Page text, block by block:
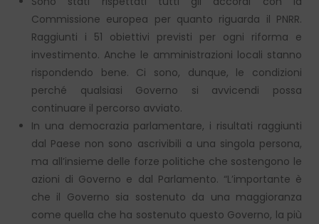
Commissione europea per quanto riguarda il PNRR.
Raggiunti i 51 obiettivi previsti per ogni riforma e
investimento. Anche le amministrazioni locali stanno
rispondendo bene. Ci sono, dunque, le condizioni
perché qualsiasi Governo si avvicendi possa
continuare il percorso avviato.
In una democrazia parlamentare, i risultati raggiunti
dal Paese non sono ascrivibili a una singola persona,
ma all’insieme delle forze politiche che sostengono le
azioni di Governo e dal Parlamento. “L’importante è
che il Governo sia sostenuto da una maggioranza
come quella che ha sostenuto questo Governo, la più